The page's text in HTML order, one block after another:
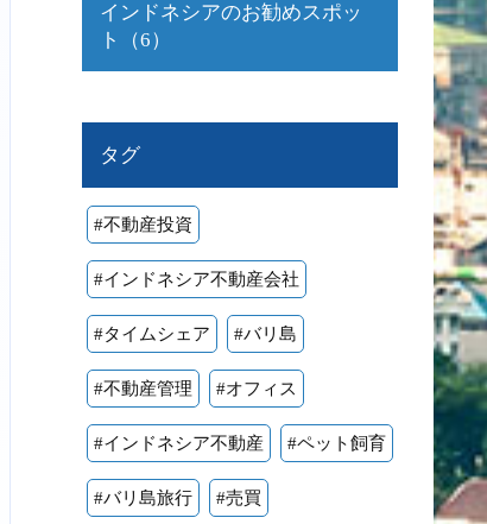
インドネシアのお勧めスポッ
ト（6）
タグ
#不動産投資
#インドネシア不動産会社
#タイムシェア #バリ島
#不動産管理 #オフィス
#インドネシア不動産 #ペット飼育
#バリ島旅行 #売買